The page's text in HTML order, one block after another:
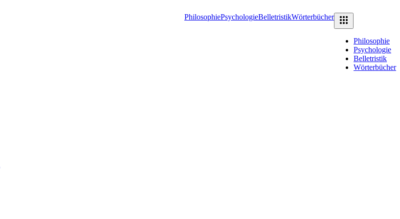
PhilosophiePsychologieBelletristikWörterbücher
Philosophie
Psychologie
Belletristik
Wörterbücher